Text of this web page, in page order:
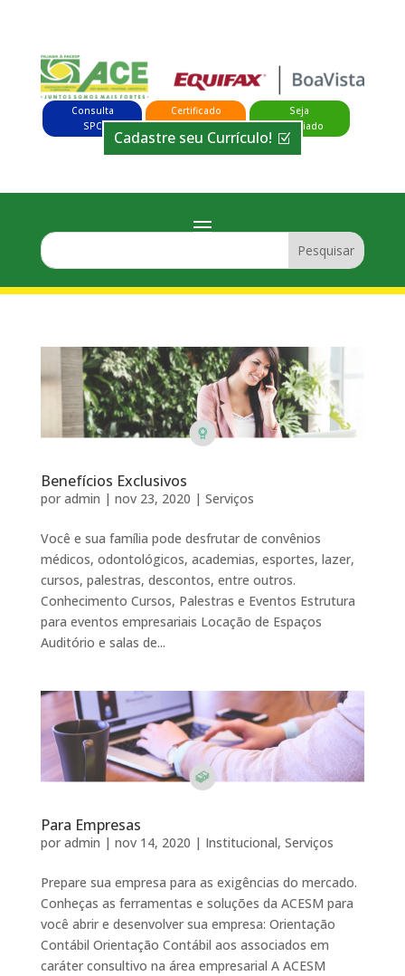
Consulta
SPC
Certificado
Digital
Seja
Associado
Cadastre seu Currículo!
Benefícios Exclusivos
por admin | nov 23, 2020 | Serviços
Você e sua família pode desfrutar de convênios
médicos, odontológicos, academias, esportes, lazer,
cursos, palestras, descontos, entre outros.
Conhecimento Cursos, Palestras e Eventos Estrutura
para eventos empresariais Locação de Espaços
Auditório e salas de...
Para Empresas
por admin | nov 14, 2020 | Institucional, Serviços
Prepare sua empresa para as exigências do mercado.
Conheças as ferramentas e soluções da ACESM para
você abrir e desenvolver sua empresa: Orientação
Contábil Orientação Contábil aos associados em
caráter consultivo na área empresarial A ACESM